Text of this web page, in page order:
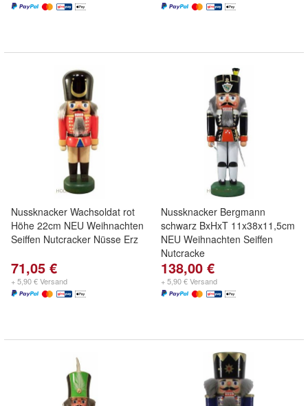
Nussknacker Wachsoldat rot
Höhe 22cm NEU Weihnachten
Seiffen Nutcracker Nüsse Erz
71,05 €
+ 5,90 € Versand
Nussknacker Bergmann
schwarz BxHxT 11x38x11,5cm
NEU Weihnachten Seiffen
Nutcracke
138,00 €
+ 5,90 € Versand